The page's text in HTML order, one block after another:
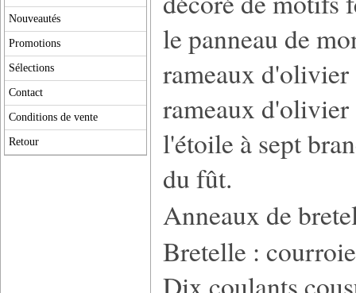
Nouveautés
Promotions
Sélections
Contact
Conditions de vente
Retour
le panneau de
rameaux d'olivier
rameaux d'olivier
l'étoile à sept
du fût.
Anneaux de
Bretelle :
Dix coulants